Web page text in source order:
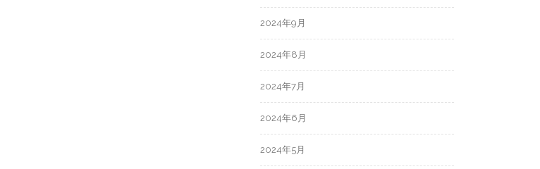
2024年9月
2024年8月
2024年7月
2024年6月
2024年5月